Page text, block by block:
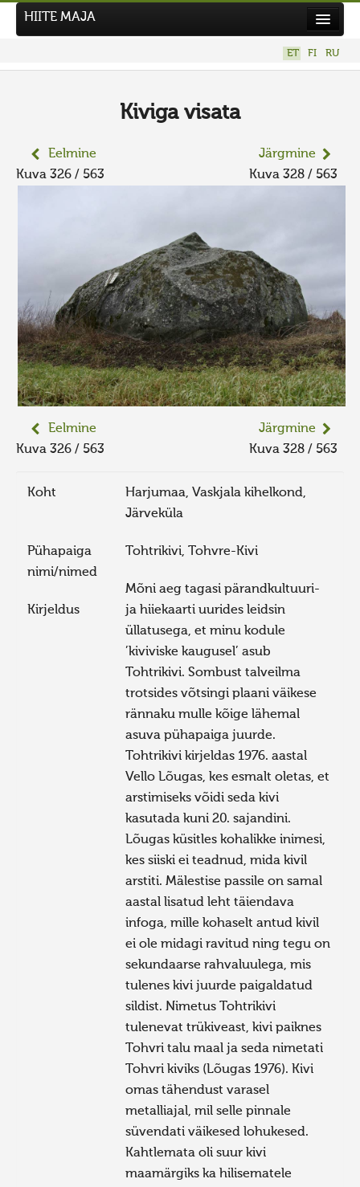
Hiite kuvavõistlus 2026
VANEMAD KUVAVÕISTLUSED
Kontakt
HIITE MAJA
ET FI RU
Kiviga visata
Eelmine
Kuva 326 / 563
Järgmine
Kuva 328 / 563
Eelmine
Kuva 326 / 563
Järgmine
Kuva 328 / 563
Koht
Harjumaa, Vaskjala kihelkond,
Järveküla
Pühapaiga
nimi/nimed
Tohtrikivi, Tohvre-Kivi
Kirjeldus
Mõni aeg tagasi pärandkultuuri-
ja hiiekaarti uurides leidsin
üllatusega, et minu kodule
’kiviviske kaugusel’ asub
Tohtrikivi. Sombust talveilma
trotsides võtsingi plaani väikese
rännaku mulle kõige lähemal
asuva pühapaiga juurde.
Tohtrikivi kirjeldas 1976. aastal
Vello Lõugas, kes esmalt oletas, et
arstimiseks võidi seda kivi
kasutada kuni 20. sajandini.
Lõugas küsitles kohalikke inimesi,
kes siiski ei teadnud, mida kivil
arstiti. Mälestise passile on samal
aastal lisatud leht täiendava
infoga, mille kohaselt antud kivil
ei ole midagi ravitud ning tegu on
sekundaarse rahvaluulega, mis
tulenes kivi juurde paigaldatud
sildist. Nimetus Tohtrikivi
tulenevat trükiveast, kivi paiknes
Tohvri talu maal ja seda nimetati
Tohvri kiviks (Lõugas 1976). Kivi
omas tähendust varasel
metalliajal, mil selle pinnale
süvendati väikesed lohukesed.
Kahtlemata oli suur kivi
maamärgiks ka hilisematele